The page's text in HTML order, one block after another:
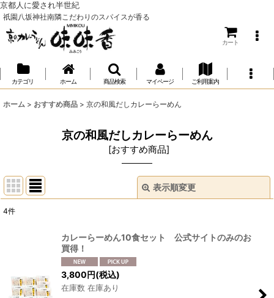
京都人に愛され半世紀
祇園八坂神社南隣こだわりのスパイスが香る
カート
カテゴリ ホーム 商品検索 マイページ ご利用案内
ホーム > おすすめ商品 > 京の和風だしカレーらーめん
京の和風だしカレーらーめん
[おすすめ商品]
表示順変更
4件
カレーらーめん10食セット 公式サイトのみのお
買得！
3,800円(税込)
在庫数 在庫あり